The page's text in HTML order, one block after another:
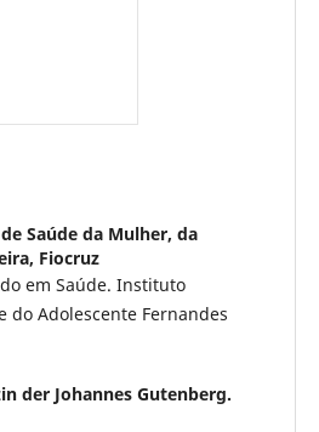
Saúde da Mulher, da
Fiocruz
em Saúde. Instituto
do Adolescente Fernandes
der Johannes Gutenberg.